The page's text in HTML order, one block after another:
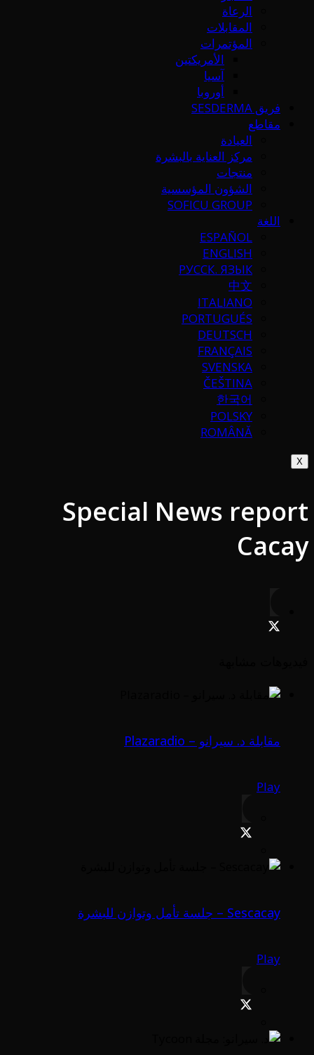
الرعاة
المقابلات
المؤتمرات
الأمريكتين
آسيا
أوروبا
فريق SESDERMA
مقاطع
العيادة
مركز العناية بالبشرة
منتجات
الشؤون المؤسسية
SOFICU GROUP
اللغة
ESPAÑOL
ENGLISH
РУССК. ЯЗЫК
中文
ITALIANO
PORTUGUÉS
DEUTSCH
FRANÇAIS
SVENSKA
ČEŠTINA
한국어
POLSKY
ROMÂNĂ
X
Special News report
Cacay
مقابلة د. سيرانو – Plazaradio
Play
Sescacay – جلسة تأمل وتوازن للبشرة
Play